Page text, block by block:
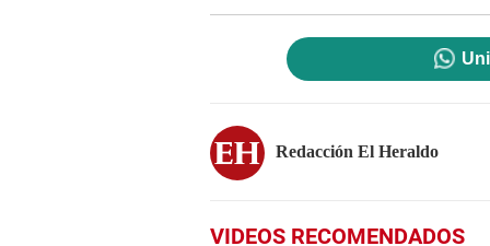
Redacción El Heraldo
VIDEOS RECOMENDADOS